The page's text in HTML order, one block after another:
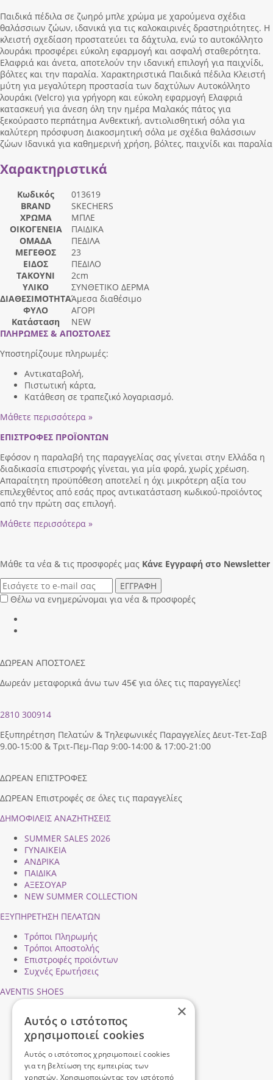
Παιδικά πέδιλα σε ζωηρό μπλε χρώμα με χαρούμενα σχέδια
θαλάσσιων ζώων, ιδανικά για τις καλοκαιρινές δραστηριότητες. Η
κλειστή σχεδίαση προστατεύει τα δάχτυλα, ενώ το αυτοκόλλητο
λουράκι προσφέρει εύκολη εφαρμογή και ασφαλή σταθερότητα.
Ελαφριά και άνετα, αποτελούν την ιδανική επιλογή για παιχνίδι,
βόλτες και την παραλία. Χαρακτηριστικά Παιδικά πέδιλα Κλειστή
μύτη για μεγαλύτερη προστασία των δαχτύλων Αυτοκόλλητο
λουράκι (Velcro) για γρήγορη και εύκολη εφαρμογή Ελαφριά
κατασκευή για άνεση όλη την ημέρα Μαλακός πάτος για
ξεκούραστο περπάτημα Ανθεκτική, αντιολισθητική σόλα για
καλύτερη πρόσφυση Διακοσμητική σόλα με σχέδια θαλάσσιων
ζώων Ιδανικά για καθημερινή χρήση, βόλτες, παιχνίδι και παραλία
Χαρακτηριστικά
Κωδικός
013619
BRAND
SKECHERS
ΧΡΩΜΑ
ΜΠΛΕ
ΟΙΚΟΓΕΝΕΙΑ
ΠΑΙΔΙΚΑ
ΟΜΑΔΑ
ΠΕΔΙΛΑ
ΜΕΓΕΘΟΣ
23
ΕΙΔΟΣ
ΠΕΔΙΛΟ
ΤΑΚΟΥΝΙ
2cm
ΥΛΙΚΟ
ΣΥΝΘΕΤΙΚΟ ΔΕΡΜΑ
ΔΙΑΘΕΣΙΜΟΤΗΤΑΆμεσα διαθέσιμο
ΦΥΛΟ
ΑΓΟΡΙ
Κατάσταση
NEW
ΠΛΗΡΩΜΕΣ & ΑΠΟΣΤΟΛΕΣ
Υποστηρίζουμε πληρωμές:
Αντικαταβολή,
Πιστωτική κάρτα,
Κατάθεση σε τραπεζικό λογαριασμό.
Μάθετε περισσότερα »
ΕΠΙΣΤΡΟΦΕΣ ΠΡΟΪΟΝΤΩΝ
Εφόσον η παραλαβή της παραγγελίας σας γίνεται στην Ελλάδα η
διαδικασία επιστροφής γίνεται, για μία φορά, χωρίς χρέωση.
Απαραίτητη προϋπόθεση αποτελεί η όχι μικρότερη αξία του
επιλεχθέντος από εσάς προς αντικατάσταση κωδικού-προϊόντος
από την πρώτη σας επιλογή.
Μάθετε περισσότερα »
Μάθε τα νέα & τις προσφορές μας Κάνε Eγγραφή στο Newsletter
ΕΓΓΡΑΦΗ
Θέλω να ενημερώνομαι για νέα & προσφορές
ΔΩΡΕΑΝ ΑΠΟΣΤΟΛΕΣ
Δωρεάν μεταφορικά άνω των 45€ για όλες τις παραγγελίες!
2810 300914
Εξυπηρέτηση Πελατών & Τηλεφωνικές Παραγγελίες Δευτ-Τετ-Σαβ
9.00-15:00 & Τριτ-Πεμ-Παρ 9:00-14:00 & 17:00-21:00
ΔΩΡΕΑΝ ΕΠΙΣΤΡΟΦΕΣ
ΔΩΡΕΑΝ Επιστροφές σε όλες τις παραγγελίες
ΔΗΜΟΦΙΛEIΣ ΑΝΑΖΗΤΗΣΕΙΣ
SUMMER SALES 2026
ΓΥΝΑΙΚΕΙΑ
ΑΝΔΡΙΚΑ
ΠΑΙΔΙΚΑ
ΑΞΕΣΟΥΑΡ
NEW SUMMER COLLECTION
ΕΞΥΠΗΡΕΤΗΣΗ ΠΕΛΑΤΩΝ
Τρόποι Πληρωμής
Τρόποι Αποστολής
Επιστροφές προϊόντων
Συχνές Ερωτήσεις
AVENTIS SHOES
Ασφάλεια Συναλλαγών
Προσωπικά Δεδομένα
Όροι Χρήσης
×
Αυτός ο ιστότοπος
χρησιμοποιεί cookies
Αυτός ο ιστότοπος χρησιμοποιεί cookies
για τη βελτίωση της εμπειρίας των
χρηστών. Χρησιμοποιώντας τον ιστότοπό